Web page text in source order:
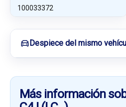
100033372
Despiece del mismo
Más información